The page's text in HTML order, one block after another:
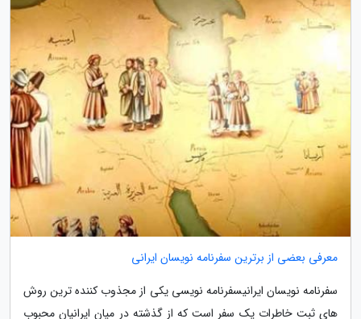
معرفی بعضی از برترین سفرنامه نویسان ایرانی
سفرنامه نویسان ایرانیسفرنامه نویسی یکی از مجذوب کننده ترین روش
های ثبت خاطرات یک سفر است که از گذشته در میان ایرانیان محبوب